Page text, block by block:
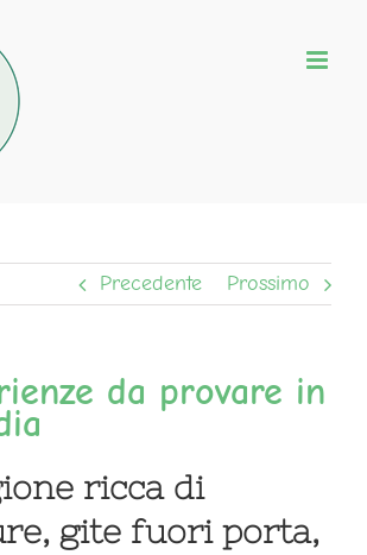
Precedente Prossimo
da provare in
ricca di
gite fuori porta,